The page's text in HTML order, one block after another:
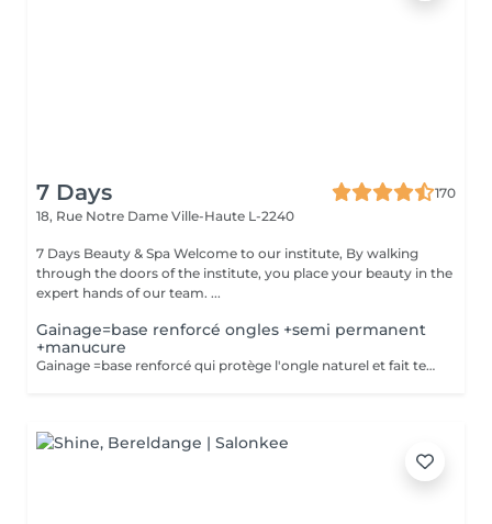
7 Days
170
18, Rue Notre Dame Ville-Haute L-2240
7 Days Beauty & Spa Welcome to our institute, By walking
through the doors of the institute, you place your beauty in the
expert hands of our team. ...
Gainage=base renforcé ongles +semi permanent
+manucure
Gainage =base renforcé qui protège l'ongle naturel et fait tenir plus longtemps . Semi-permanente =couleur qui tient 3-4semaines